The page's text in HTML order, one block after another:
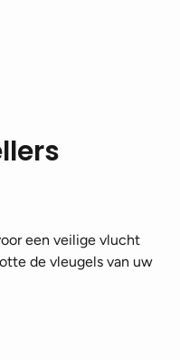
een veilige vlucht
de vleugels van uw